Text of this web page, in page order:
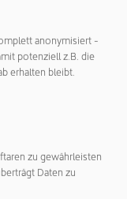
oder Keime
muss
Wirkstoffe
perfekt
Systeme
um
anonymisiert -
potenziell z.B. die
erhalten bleibt.
zu gewährleisten
Daten zu